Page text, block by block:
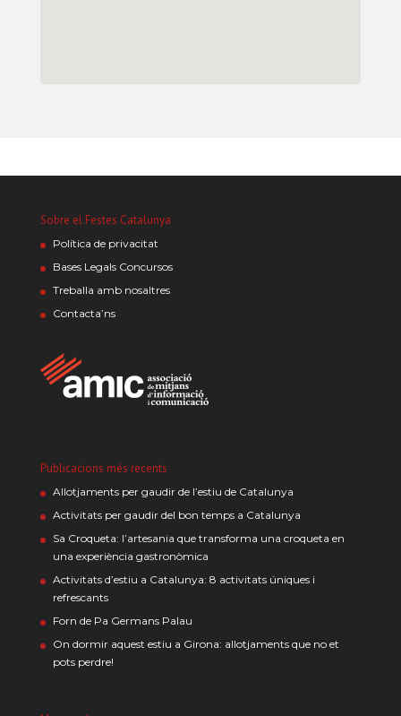
Sobre el Festes Catalunya
Política de privacitat
Bases Legals Concursos
Treballa amb nosaltres
Contacta’ns
Publicacions més recents
Allotjaments per gaudir de l’estiu de Catalunya
Activitats per gaudir del bon temps a Catalunya
Sa Croqueta: l’artesania que transforma una croqueta en
una experiència gastronòmica
Activitats d’estiu a Catalunya: 8 activitats úniques i
refrescants
Forn de Pa Germans Palau
On dormir aquest estiu a Girona: allotjaments que no et
pots perdre!